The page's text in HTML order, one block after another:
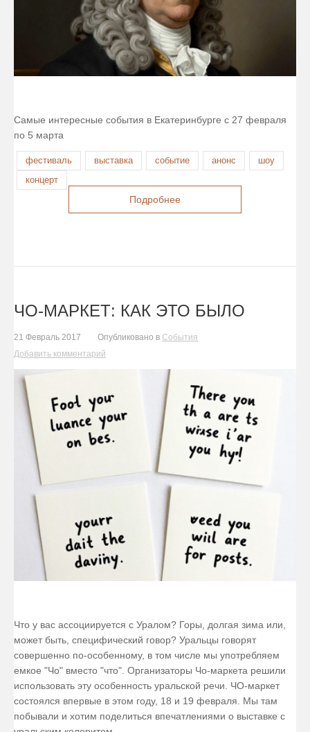
Самые интересные события в Екатеринбурге с 27 февраля
по 5 марта
фестиваль выставка событие анонс
шоу
концерт
Подробнее
ЧО-МАРКЕТ: КАК ЭТО БЫЛО
21 Февраль 2017 Опубликовано в События
Добавить комментарий
Что у вас ассоциируется с Уралом? Горы, долгая зима или,
может быть, специфический говор? Уральцы говорят
совершенно по-особенному, в том числе мы употребляем
емкое "Чо" вместо "что". Организаторы Чо-маркета решили
использовать эту особенность уральской речи. ЧО-маркет
состоялся впервые в этом году, 18 и 19 февраля. Мы там
побывали и хотим поделиться впечатлениями о выставке с